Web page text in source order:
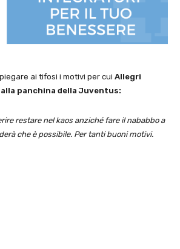
ai tifosi i motivi per cui Allegri
panchina della Juventus:
restare nel kaos anziché fare il nababbo a
che è possibile. Per tanti buoni motivi.